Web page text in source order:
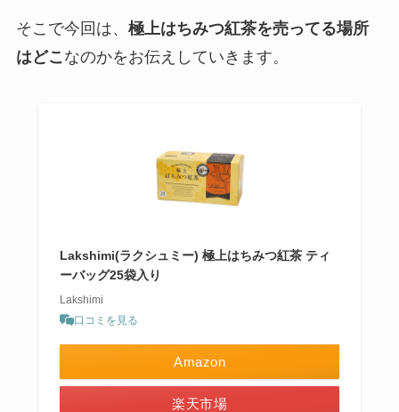
そこで今回は、 極上はちみつ紅茶を売ってる場所
はどこ なのかをお伝えしていきます。
Lakshimi(ラクシュミー) 極上はちみつ紅茶 ティ
ーバッグ25袋入り
Lakshimi
口コミを見る
Amazon
楽天市場